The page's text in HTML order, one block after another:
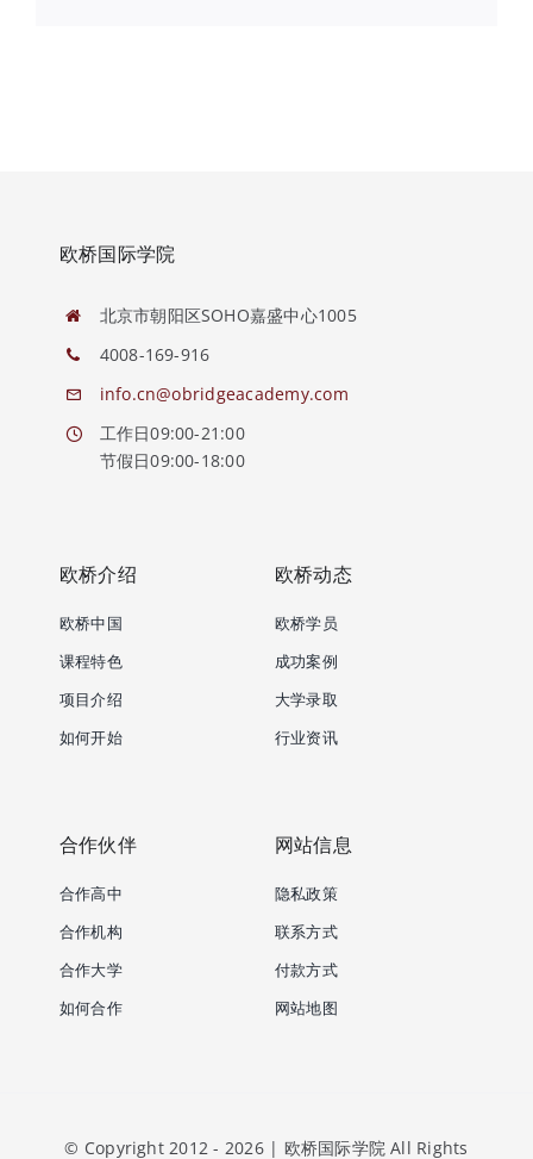
欧桥国际学院
北京市朝阳区SOHO嘉盛中心1005
4008-169-916
info.cn@obridgeacademy.com
工作日09:00-21:00
节假日09:00-18:00
欧桥介绍
欧桥中国
课程特色
项目介绍
如何开始
欧桥动态
欧桥学员
成功案例
大学录取
行业资讯
合作伙伴
合作高中
合作机构
合作大学
如何合作
网站信息
隐私政策
联系方式
付款方式
网站地图
© Copyright 2012 - 2026 | 欧桥国际学院 All Rights